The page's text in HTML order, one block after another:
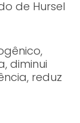
de Hursel
diminui
reduz